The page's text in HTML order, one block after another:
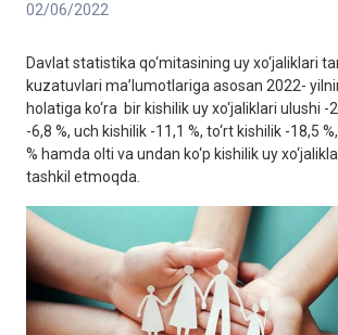
02/06/2022
Davlat statistika qo‘mitasining uy xo‘jaliklari
kuzatuvlari ma’lumotlariga asosan 2022-
holatiga ko‘ra bir kishilik uy xo‘jaliklari ulushi -
-6,8 %, uch kishilik -11,1 %, to‘rt kishilik -18,5
% hamda olti va undan ko‘p kishilik uy
tashkil etmoqda.